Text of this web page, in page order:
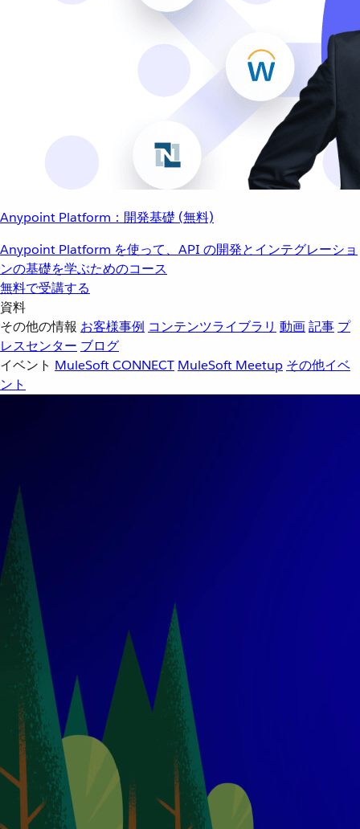
Anypoint Platform：開発基礎 (無料)
Anypoint Platform を使って、API の開発とインテグレーショ
ンの基礎を学ぶためのコース
無料で受講する
資料
その他の情報 お客様事例 コンテンツライブラリ 動画記事 プ
レスセンター ブログ
イベント MuleSoft CONNECT MuleSoft Meetup その他イベ
ント